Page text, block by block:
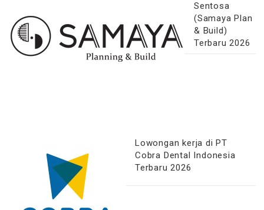
Sentosa
(Samaya Plan
& Build)
Terbaru 2026
Lowongan kerja di PT
Cobra Dental Indonesia
Terbaru 2026